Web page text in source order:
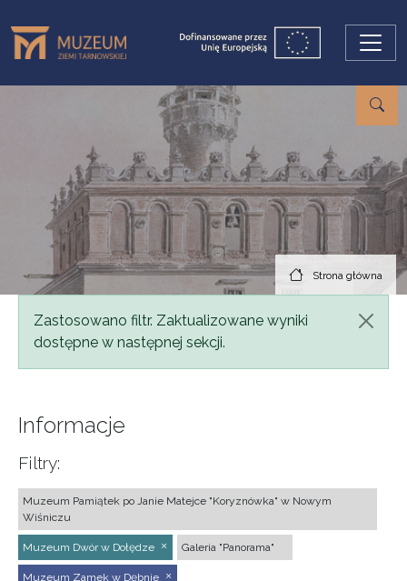
Strona główna
Komunikat
Zastosowano filtr. Zaktualizowane wyniki
dostępne w następnej sekcji.
Informacje
Filtry:
Muzeum Pamiątek po Janie Matejce "Koryznówka" w Nowym
Wiśniczu
Muzeum Dwór w Dołędze Galeria "Panorama"
Muzeum Zamek w Dębnie